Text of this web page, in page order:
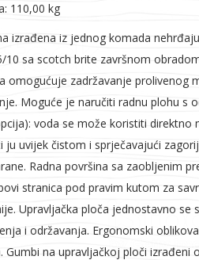
110,00 kg
izrađena iz jednog komada
10 sa scotch brite završnom
omogućuje zadržavanje prolivenog
Moguće je naručiti radnu plohu s
voda se može koristiti direktno
ju uvijek čistom i sprječavajući
Radna površina sa zaobljenim
stranica pod pravim kutom za
Upravljačka ploča jednostavno se
i održavanja. Ergonomski
Gumbi na upravljačkoj ploči izrađeni